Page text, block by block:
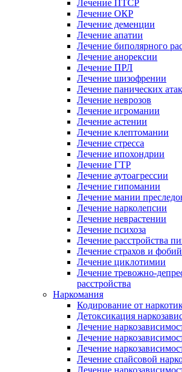
Лечение ПТСР
Лечение ОКР
Лечение деменции
Лечение апатии
Лечение биполярного
Лечение анорексии
Лечение ПРЛ
Лечение шизофрении
Лечение панических атак
Лечение неврозов
Лечение игромании
Лечение астении
Лечение клептомании
Лечение стресса
Лечение ипохондрии
Лечение ГТР
Лечение аутоагрессии
Лечение гипомании
Лечение мании
Лечение нарколепсии
Лечение неврастении
Лечение психоза
Лечение расстройства
Лечение страхов и фобий
Лечение циклотимии
Лечение тревожно-
расстройства
Наркомания
Кодирование от
Детоксикация
Лечение
Лечение
Лечение
Лечение спайсовой
Лечение